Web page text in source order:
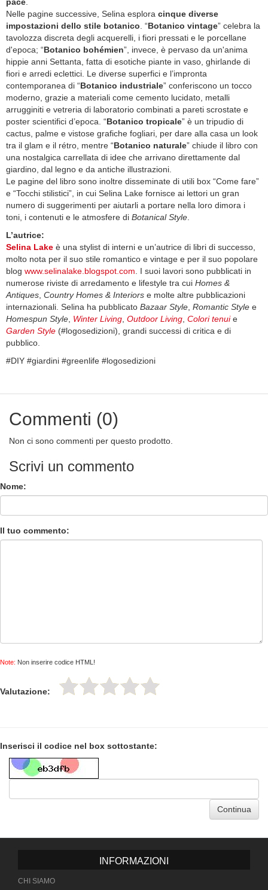
Nelle pagine successive, Selina esplora cinque diverse
impostazioni dello stile botanico . “Botanico vintage” celebra la
tavolozza discreta degli acquerelli, i fiori pressati e le porcellane
d'epoca; “Botanico bohémien”, invece, è pervaso da un'anima
hippie anni Settanta, fatta di esotiche piante in vaso, ghirlande di
fiori e arredi eclettici. Le diverse superfici e l’impronta
contemporanea di “Botanico industriale” conferiscono un tocco
moderno, grazie a materiali come cemento lucidato, metalli
arrugginiti e vetreria di laboratorio combinati a pareti scrostate e
poster scientifici d’epoca. “Botanico tropicale” è un tripudio di
cactus, palme e vistose grafiche fogliari, per dare alla casa un look
tra il glam e il rétro, mentre “Botanico naturale” chiude il libro con
una nostalgica carrellata di idee che arrivano direttamente dal
giardino, dal legno e da antiche illustrazioni.
Le pagine del libro sono inoltre disseminate di utili box “Come fare”
e “Tocchi stilistici”, in cui Selina Lake fornisce ai lettori un gran
numero di suggerimenti per aiutarli a portare nella loro dimora i
toni, i contenuti e le atmosfere di Botanical Style
L’autrice:
Selina Lake è una stylist di interni e un’autrice di libri di successo,
molto nota per il suo stile romantico e vintage e per il suo popolare
blog www.selinalake.blogspot.com . I suoi lavori sono pubblicati in
numerose riviste di arredamento e lifestyle tra cui Homes &
Antiques Country Homes & Interiors e molte altre pubblicazioni
internazionali. Selina ha pubblicato Bazaar Style Romantic Style e
Homespun Style Winter Living Outdoor Living Colori tenuie
Garden Style (#logosedizioni), grandi successi di critica e di
pubblico.
#DIY #giardini #greenlife #logosedizioni
Commenti (0)
Non ci sono commenti per questo prodotto.
Scrivi un commento
Nome:
Il tuo commento:
Note: Non inserire codice HTML!
Valutazione:
Inserisci il codice nel box sottostante:
Continua
INFORMAZIONI
CHI SIAMO